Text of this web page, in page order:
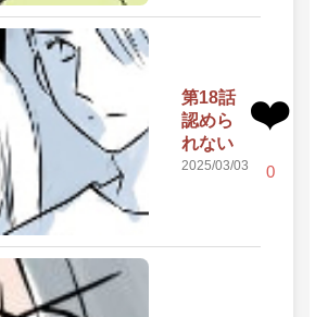
第18話
認めら
れない
2025/03/03
❤️
0